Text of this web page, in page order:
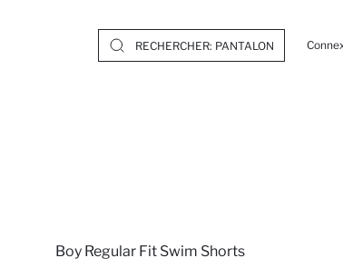
Boy Regular Fit Swim Shorts